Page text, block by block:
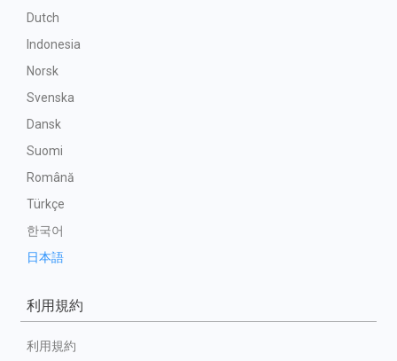
Dutch
Indonesia
Norsk
Svenska
Dansk
Suomi
Română
Türkçe
한국어
日本語
利用規約
利用規約